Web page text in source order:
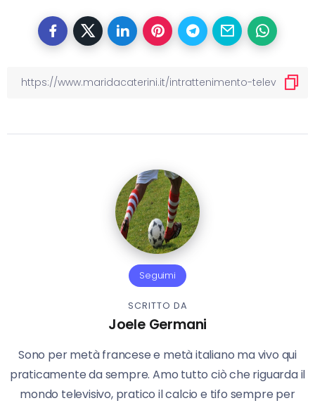
Seguimi
SCRITTO DA
Joele Germani
Sono per metà francese e metà italiano ma vivo qui
praticamente da sempre. Amo tutto ciò che riguarda il
mondo televisivo, pratico il calcio e tifo sempre per